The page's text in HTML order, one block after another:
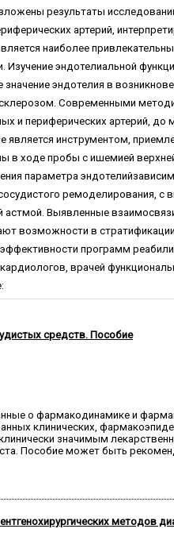
результаты
артерий,
наиболее
Изучение эндотелиальной
эндотелия в
Современными
и периферических артерий,
инструментом,
в ходе пробы с ишемией
параметра
ремоделирования, с
астмой. Выявленные
возможности в
программ
врачей
средств. Пособие
о фармакодинамике и
клинических,
значимым
Пособие может быть
методов